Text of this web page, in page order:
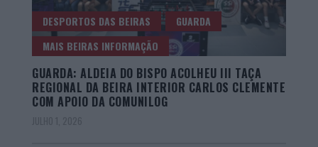
DESPORTOS DAS BEIRAS
GUARDA
MAIS BEIRAS INFORMAÇÃO
GUARDA: ALDEIA DO BISPO ACOLHEU III TAÇA
REGIONAL DA BEIRA INTERIOR CARLOS CLEMENTE
COM APOIO DA COMUNILOG